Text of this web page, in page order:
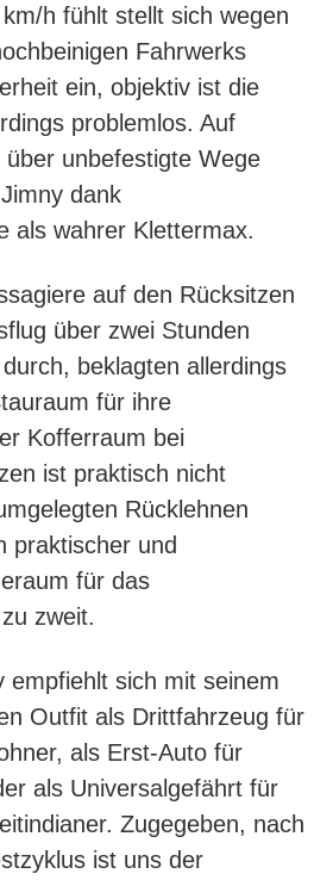
h fühlt stellt sich wegen
Fahrwerks
ein, objektiv ist die
problemlos. Auf
über unbefestigte Wege
dank
als wahrer Klettermax.
auf den Rücksitzen
über zwei Stunden
beklagten allerdings
für ihre
Kofferraum bei
ist praktisch nicht
Rücklehnen
praktischer und
für das
zweit.
empfiehlt sich mit seinem
Outfit als Drittfahrzeug für
als Erst-Auto für
als Universalgefährt für
Zugegeben, nach
ist uns der